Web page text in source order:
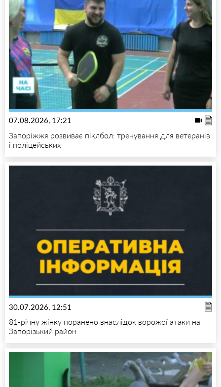
07.08.2026, 17:21
Запоріжжя розвиває піклбол: тренування для ветеранів
і поліцейських
30.07.2026, 12:51
81-річну жінку поранено внаслідок ворожої атаки на
Запорізький район